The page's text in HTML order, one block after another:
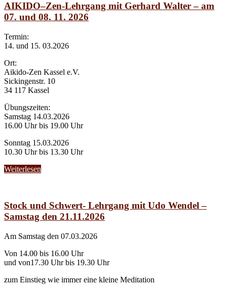
AIKIDO–Zen-Lehrgang mit Gerhard Walter – am
07. und 08. 11. 2026
Termin:
14. und 15. 03.2026
Ort:
Aikido-Zen Kassel e.V.
Sickingenstr. 10
34 117 Kassel
Übungszeiten:
Samstag 14.03.2026
16.00 Uhr bis 19.00 Uhr
Sonntag 15.03.2026
10.30 Uhr bis 13.30 Uhr
Weiterlesen
Stock und Schwert- Lehrgang mit Udo Wendel –
Samstag den 21.11.2026
Am Samstag den 07.03.2026
Von 14.00 bis 16.00 Uhr
und von17.30 Uhr bis 19.30 Uhr
zum Einstieg wie immer eine kleine Meditation